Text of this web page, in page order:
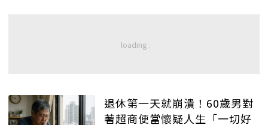
退休第一天就崩潰！60歲男對
著超商便當懷疑人生「一切好